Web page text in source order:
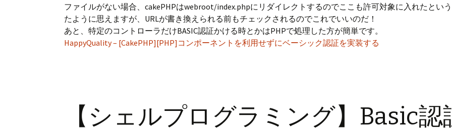
ファイルがない場合、cakePHPはwebroot/index.phpにリダイレクトするのでここも許可対象に入れたとい
たように思えますが、URLが書き換えられる前もチェックされるのでこれでいいのだ！
あと、特定のコントローラだけBASIC認証かける時とかはPHPで処理した方が簡単です。
HappyQuality – [CakePHP][PHP]コンポーネントを利用せずにベーシック認証を実装する
【シェルプログラミング】Basic